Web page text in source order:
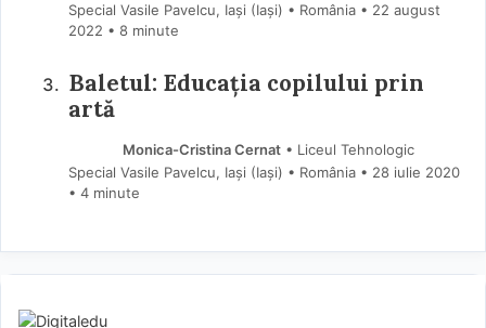
Special Vasile Pavelcu, Iași (Iaşi) • România
22 august
2022 • 8 minute
Baletul: Educația copilului prin
artă
Monica-Cristina Cernat• Liceul Tehnologic
Special Vasile Pavelcu, Iași (Iaşi) • România
28 iulie 2020
• 4 minute